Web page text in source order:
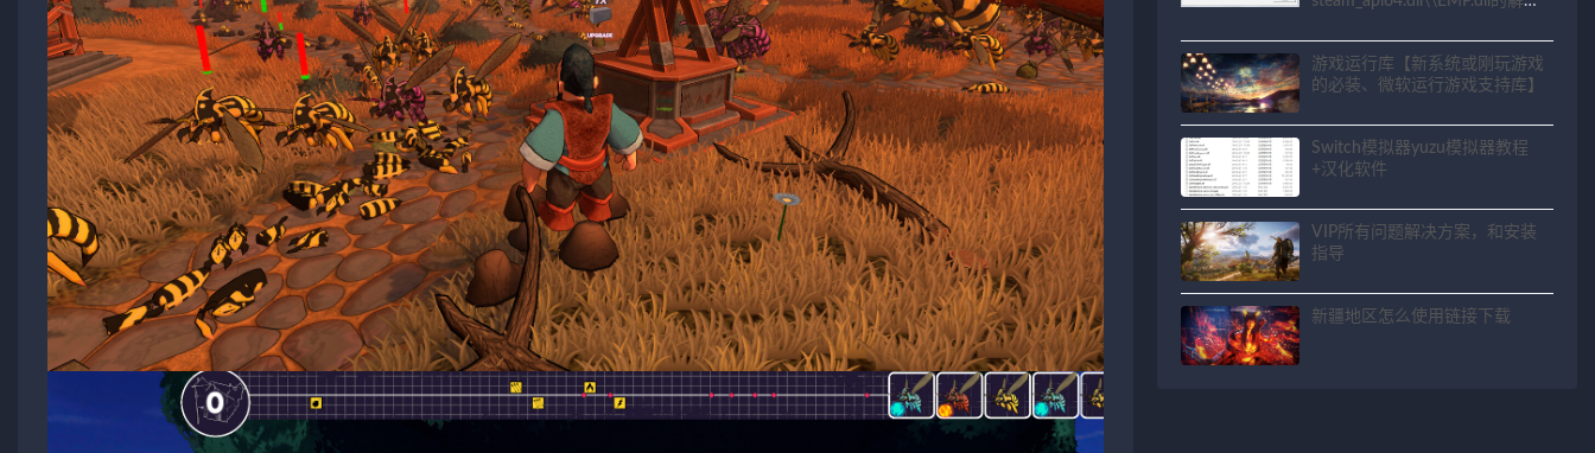
游戏运行库【新系统或刚玩游戏
的必装、微软运行游戏支持库】
Switch模拟器yuzu模拟器教程
+汉化软件
VIP所有问题解决方案，和安装
指导
新疆地区怎么使用链接下载